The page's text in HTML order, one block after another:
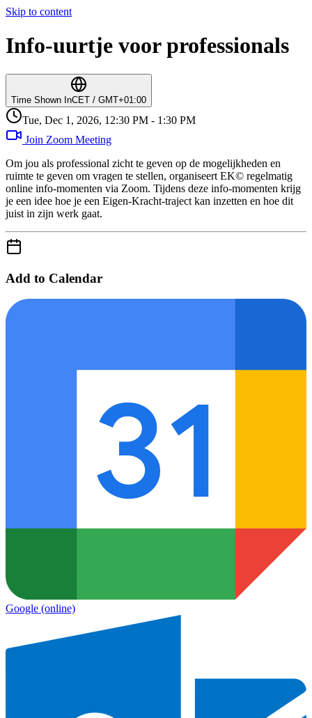
Skip to content
Info-uurtje voor professionals
Time Shown InCET / GMT+01:00
Tue, Dec 1, 2026, 12:30 PM - 1:30 PM
Join Zoom Meeting
Om jou als professional zicht te geven op de mogelijkheden en
ruimte te geven om vragen te stellen, organiseert EK© regelmatig
online info-momenten via Zoom. Tijdens deze info-momenten krijg
je een idee hoe je een Eigen-Kracht-traject kan inzetten en hoe dit
juist in zijn werk gaat.
Add to Calendar
Google (online)